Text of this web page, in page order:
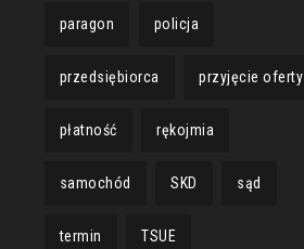
paragon policja
przedsiębiorca przyjęcie oferty
płatność rękojmia
samochód SKD sąd
termin TSUE